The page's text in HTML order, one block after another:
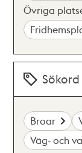
Övriga
Sökord
Broar
Väg- och